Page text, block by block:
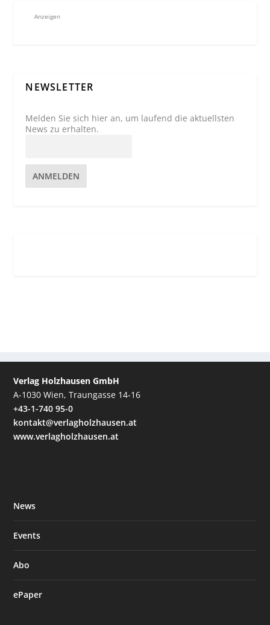
Anzeigen
NEWSLETTER
Melden Sie sich hier an, um laufend die aktuellsten
News zu erhalten.
ANMELDEN
Verlag Holzhausen GmbH
A-1030 Wien, Traungasse 14-16
+43-1-740 95-0
kontakt@verlagholzhausen.at
www.verlagholzhausen.at
News
Events
Abo
ePaper